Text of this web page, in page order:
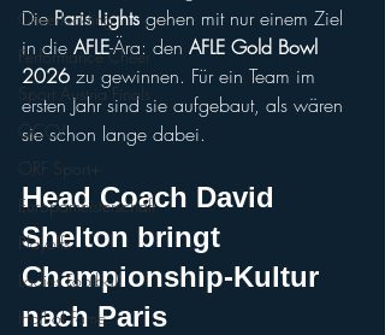
Cheerleading
Performance Cheer
Sport Austria Finals
ÖCCV
ORF Sport+
Europameisterschaft
Playoffs
Ladies Football
Hall of Fame
Die Paris Lights gehen mit nur einem Ziel
in die AFLE-Ära: den AFLE Gold Bowl
2026 zu gewinnen. Für ein Team im
ersten Jahr sind sie aufgebaut, als wären
sie schon lange dabei.
Head Coach David
Shelton bringt
Championship-Kultur
nach Paris